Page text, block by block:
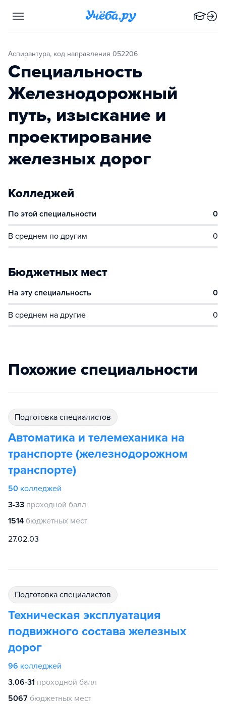
Аспирантура, код направления 052206
Специальность
Железнодорожный
путь, изыскание и
проектирование
железных дорог
Колледжей
По этой специальности 0
В среднем по другим 0
Бюджетных мест
На эту специальность 0
В среднем на другие 0
Похожие специальности
подготовка специалистов
Автоматика и телемеханика на
транспорте (железнодорожном
транспорте)
50 колледжей
3-33 проходной балл
1514 бюджетных мест
27.02.03
подготовка специалистов
Техническая эксплуатация
подвижного состава железных
дорог
96 колледжей
3.06-31 проходной балл
5067 бюджетных мест